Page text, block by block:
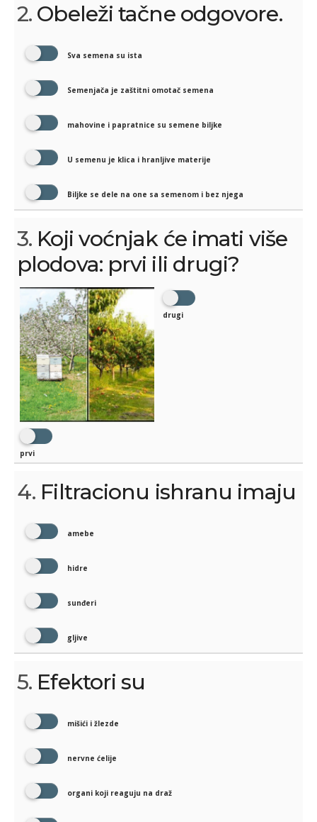
2. Obeleži tačne odgovore.
Sva semena su ista
Semenjača je zaštitni omotač semena
mahovine i papratnice su semene biljke
U semenu je klica i hranljive materije
Biljke se dele na one sa semenom i bez njega
3. Koji voćnjak će imati više
plodova: prvi ili drugi?
prvi
drugi
4. Filtracionu ishranu imaju
amebe
hidre
sunđeri
gljive
5. Efektori su
mišići i žlezde
nervne ćelije
organi koji reaguju na draž